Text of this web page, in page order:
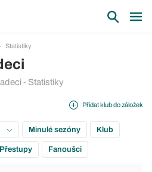
Statistiky
- Statistiky
Přidat klub do záložek
Minulé sezóny Klub
Přestupy Fanoušci